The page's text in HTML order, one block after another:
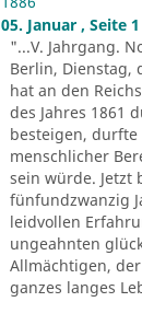
05. Januar , Seite 1
"...V. Jahrgang.
Berlin, Dienstag,
hat an den
des Jahres 1861
besteigen, durfte
menschlicher
sein würde. Jetzt
fünfundzwanzig
leidvollen
ungeahnten
Allmächtigen,
ganzes langes